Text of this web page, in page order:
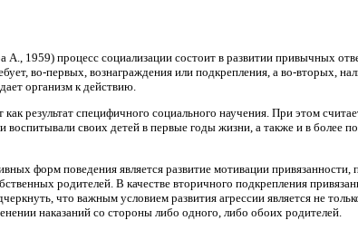
1959) процесс социализации состоит в развитии привычных
во-первых, вознаграждения или подкрепления, а во-вторых,
организм к действию.
результат специфичного социального научения. При этом
воспитывали своих детей в первые годы жизни, а также и в более
форм поведения является развитие мотивации привязанности,
родителей. В качестве вторичного подкрепления
что важным условием развития агрессии является не
наказаний со стороны либо одного, либо обоих родителей.